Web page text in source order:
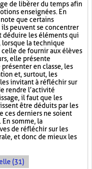
de libérer du temps afin
enseignées. En
que certains
peuvent se concentrer
déduire les éléments qui
lorsque la technique
de fournir aux élèves
elle présente
en classe, les
et, surtout, les
invitant à réfléchir sur
rendre l’activité
il faut que les
être déduits par les
ces derniers ne soient
somme, la
de réfléchir sur les
et donc de mieux les
(31)